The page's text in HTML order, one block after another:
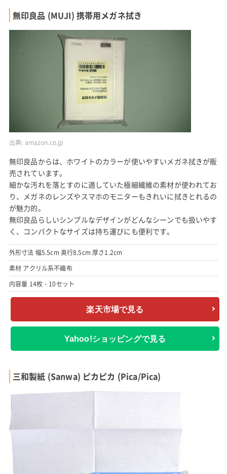
無印良品 (MUJI) 携帯用メガネ拭き
出典: amazon.co.jp
無印良品からは、ホワイトのカラーが使いやすいメガネ拭きが販
売されています。
細かな汚れを落とすのに適していた極細繊維の素材が使われてお
り、メガネのレンズやスマホのモニターもきれいに拭きとれるの
が魅力的。
無印良品らしいシンプルなデザインがどんなシーンでも扱いやす
く、コンパクトなサイズは持ち運びにも便利です。
外形寸法 幅5.5cm 奥行8.5cm 厚さ1.2cm
素材 アクリル系不織布
内容量 14枚・10セット
楽天市場で見る
Yahoo!ショッピングで見る
三和製紙 (Sanwa) ピカピカ (Pica/Pica)